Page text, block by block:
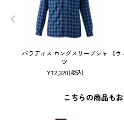
パラディス ロングスリーブシャ
ツ
¥12,320(税込)
【
こちらの商品も